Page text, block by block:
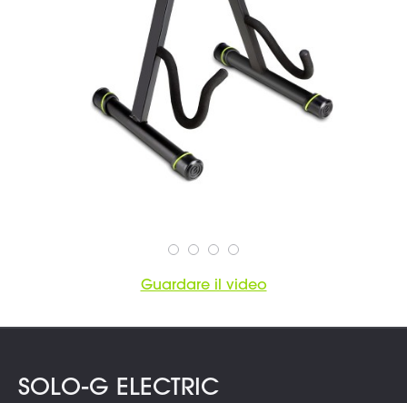
Guardare il video
SOLO-G ELECTRIC